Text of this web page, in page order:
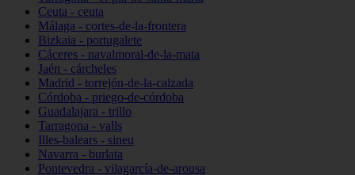
Ceuta - ceuta
Málaga - cortes-de-la-frontera
Bizkaia - portugalete
Cáceres - navalmoral-de-la-mata
Jaén - cárcheles
Madrid - torrejón-de-la-calzada
Córdoba - priego-de-córdoba
Guadalajara - trillo
Tarragona - valls
Illes-balears - sineu
Navarra - burlata
Pontevedra - vilagarcía-de-arousa